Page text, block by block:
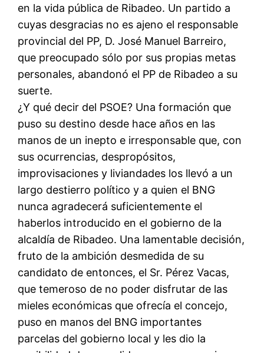
en la vida pública de Ribadeo. Un partido a
cuyas desgracias no es ajeno el responsable
provincial del PP, D. José Manuel Barreiro,
que preocupado sólo por sus propias metas
personales, abandonó el PP de Ribadeo a su
suerte.
¿Y qué decir del PSOE? Una formación que
puso su destino desde hace años en las
manos de un inepto e irresponsable que, con
sus ocurrencias, despropósitos,
improvisaciones y liviandades los llevó a un
largo destierro político y a quien el BNG
nunca agradecerá suficientemente el
haberlos introducido en el gobierno de la
alcaldía de Ribadeo. Una lamentable decisión,
fruto de la ambición desmedida de su
candidato de entonces, el Sr. Pérez Vacas,
que temeroso de no poder disfrutar de las
mieles económicas que ofrecía el concejo,
puso en manos del BNG importantes
parcelas del gobierno local y les dio la